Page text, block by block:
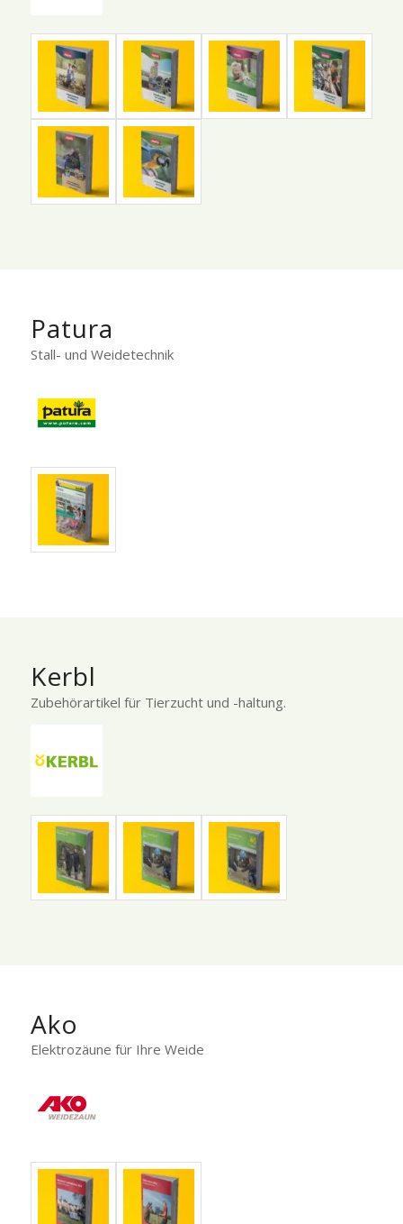
Patura
Stall- und Weidetechnik
Kerbl
Zubehörartikel für Tierzucht und -haltung.
Ako
Elektrozäune für Ihre Weide